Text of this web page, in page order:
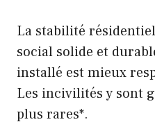
La stabilité
social solide et
installé est mieux
Les incivilités y sont
plus rares*.